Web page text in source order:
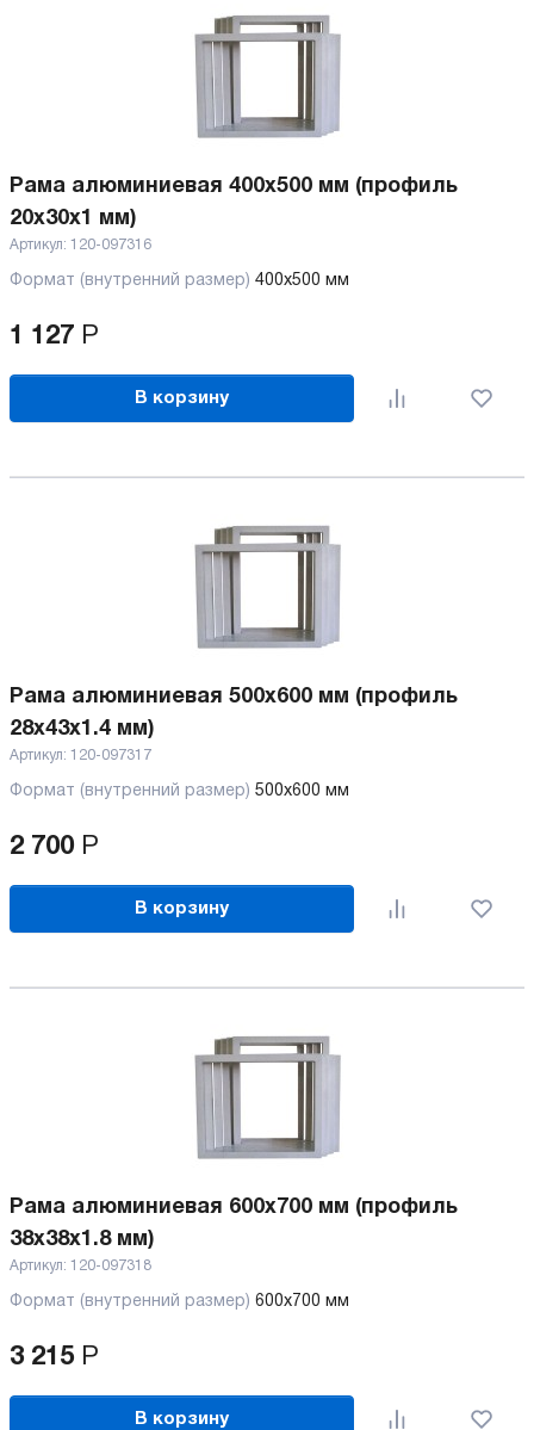
Рама алюминиевая 400х500 мм (профиль
20х30х1 мм)
Артикул: 120-097316
Формат (внутренний размер) 400х500 мм
1 127 Р
В корзину
Рама алюминиевая 500х600 мм (профиль
28х43х1.4 мм)
Артикул: 120-097317
Формат (внутренний размер) 500х600 мм
2 700 Р
В корзину
Рама алюминиевая 600х700 мм (профиль
38х38х1.8 мм)
Артикул: 120-097318
Формат (внутренний размер) 600х700 мм
3 215 Р
В корзину